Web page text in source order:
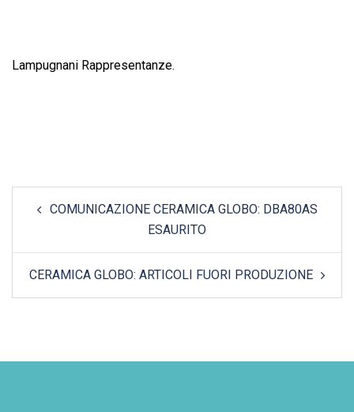
Lampugnani Rappresentanze.
navigation
COMUNICAZIONE CERAMICA GLOBO: DBA80AS
ESAURITO
CERAMICA GLOBO: ARTICOLI FUORI PRODUZIONE